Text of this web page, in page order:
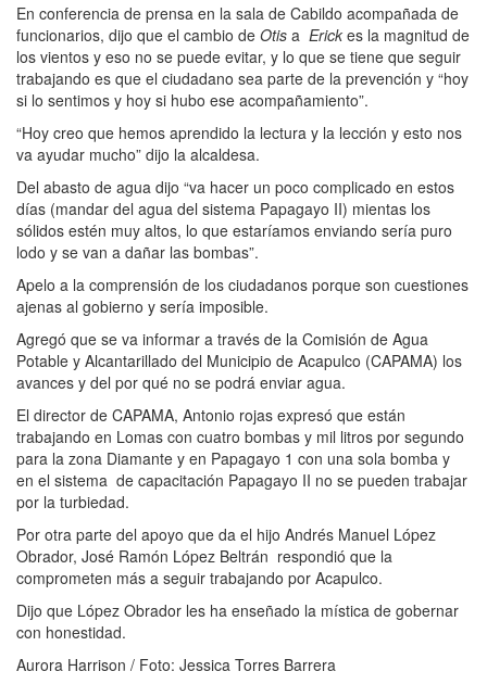
En conferencia de prensa en la sala de Cabildo acompañada de
funcionarios, dijo que el cambio de Otis a Erick es la magnitud de
los vientos y eso no se puede evitar, y lo que se tiene que seguir
trabajando es que el ciudadano sea parte de la prevención y “hoy
si lo sentimos y hoy si hubo ese acompañamiento”.
“Hoy creo que hemos aprendido la lectura y la lección y esto nos
va ayudar mucho” dijo la alcaldesa.
Del abasto de agua dijo “va hacer un poco complicado en estos
días (mandar del agua del sistema Papagayo II) mientas los
sólidos estén muy altos, lo que estaríamos enviando sería puro
lodo y se van a dañar las bombas”.
Apelo a la comprensión de los ciudadanos porque son cuestiones
ajenas al gobierno y sería imposible.
Agregó que se va informar a través de la Comisión de Agua
Potable y Alcantarillado del Municipio de Acapulco (CAPAMA) los
avances y del por qué no se podrá enviar agua.
El director de CAPAMA, Antonio rojas expresó que están
trabajando en Lomas con cuatro bombas y mil litros por segundo
para la zona Diamante y en Papagayo 1 con una sola bomba y
en el sistema de capacitación Papagayo II no se pueden trabajar
por la turbiedad.
Por otra parte del apoyo que da el hijo Andrés Manuel López
Obrador, José Ramón López Beltrán respondió que la
comprometen más a seguir trabajando por Acapulco.
Dijo que López Obrador les ha enseñado la mística de gobernar
con honestidad.
Aurora Harrison / Foto: Jessica Torres Barrera